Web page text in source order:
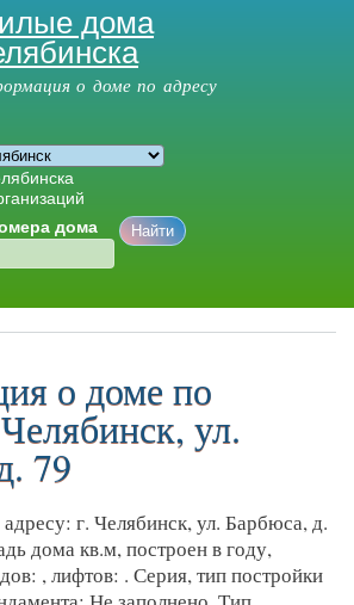
Перейти к
основному
содержанию
дома
о доме по адресу
дома
о доме по
ул.
79
г. Челябинск, ул. Барбюса, д.
дома кв.м, построен в году,
, лифтов: . Серия, тип постройки